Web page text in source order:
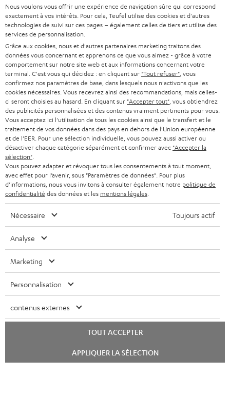
l
a
n
e
w
s
l
e
t
t
e
r
BARRES DE SON
STEREO
SMART HOME
BLUETOOTH
CASQUES AUDIO
CASQUES BLUETOOTH AUDIO
SYSTEMES COMPLETS
ENCEINTES
ULTIMA
ÉCOUTEURS INTRA-AURICULAIRES
FANSHOP
NOUVEAUTÉS
SUPPORT
CARRIÈRE
PRESSE
B2B
NEWSLETTER
MAGASINS
AVANTAGES D’ACHAT
L’HISTOIRE DE TEUFEL
Boutiques en ligne Teufel
ALLEMAGNE
AUTRICHE
SUISSE
PAYS-BAS
BELGIQUE
FRANCE
POLOGNE
ITALIE
USA
AUTRES PAYS
Sous réserve de modifications techniques, de fautes de frappe et d’autres
erreurs. Les accessoires figurant sur l’image ne font pas partie du contenu de
chat
Nous voulons vous offrir une expérience de navigation sûre qui correspond
exactement à vos intérêts. Pour cela, Teufel utilise des cookies et d'autres
technologies de suivi sur ces pages – également celles de tiers et utilise des
services de personnalisation.
Grâce aux cookies, nous et d'autres partenaires marketing traitons des
données vous concernant et apprenons ce que vous aimez - grâce à votre
comportement sur notre site web et aux informations concernant votre
terminal. C'est vous qui décidez : en cliquant sur "Tout refuser" , vous
confirmez nos paramètres de base, dans lesquels nous n'activons que les
cookies nécessaires. Vous recevrez ainsi des recommandations, mais celles-
ci seront choisies au hasard. En cliquant sur "Accepter tout" , vous obtiendrez
des publicités personnalisées et des contenus vraiment pertinents pour vous.
Vous acceptez ici l'utilisation de tous les cookies ainsi que le transfert et le
traitement de vos données dans des pays en dehors de l'Union européenne
et de l'EER. Pour une sélection individuelle, vous pouvez aussi activer ou
désactiver chaque catégorie séparément et confirmer avec "Accepter la
sélection"
Vous pouvez adapter et révoquer tous les consentements à tout moment,
avec effet pour l’avenir, sous "Paramètres de données". Pour plus
d'informations, nous vous invitons à consulter également notre politique de
confidentialité des données et les mentions légales
Nécessaire Toujours actif
Analyse
Marketing
Personnalisation
contenus externes
TOUT ACCEPTER
APPLIQUER LA SÉLECTION